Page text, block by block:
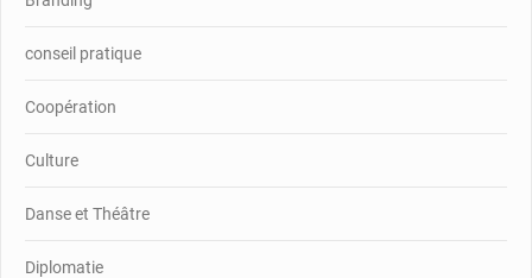
conseil pratique
Coopération
Culture
Danse et Théâtre
Diplomatie